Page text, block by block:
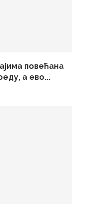
повећана
а ево...